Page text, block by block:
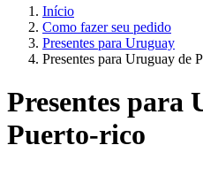
Início
Como fazer seu pedido
Presentes para Uruguay
Presentes para Uruguay de
Presentes para
Puerto-rico